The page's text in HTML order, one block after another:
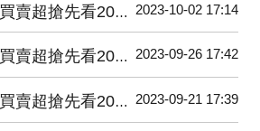
超搶先看20231002 2023-10-02 17:14
超搶先看20230926 2023-09-26 17:42
超搶先看20230921 2023-09-21 17:39